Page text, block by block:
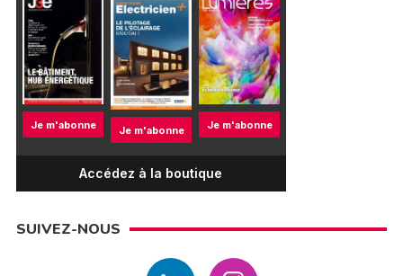
Je m'abonne Je m'abonne Je m'abonne
Accédez à la boutique
SUIVEZ-NOUS